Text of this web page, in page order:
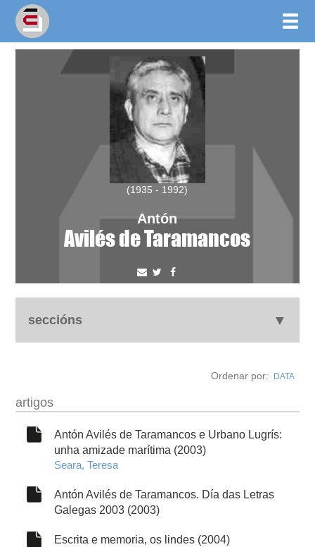
(1935 - 1992)
Antón
Avilés de Taramancos
seccións
obra
fototeca
outros docs
Ordenar por: DATA
artigos
Antón Avilés de Taramancos e Urbano Lugrís:
unha amizade marítima (2003)
Seara, Teresa
Antón Avilés de Taramancos. Día das Letras
Galegas 2003 (2003)
Escrita e memoria, os lindes (2004)